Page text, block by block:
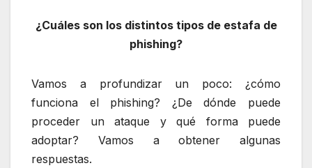
¿Cuáles son los distintos tipos de estafa de
phishing?
Vamos a profundizar un poco: ¿cómo
funciona el phishing? ¿De dónde puede
proceder un ataque y qué forma puede
adoptar? Vamos a obtener algunas
respuestas.